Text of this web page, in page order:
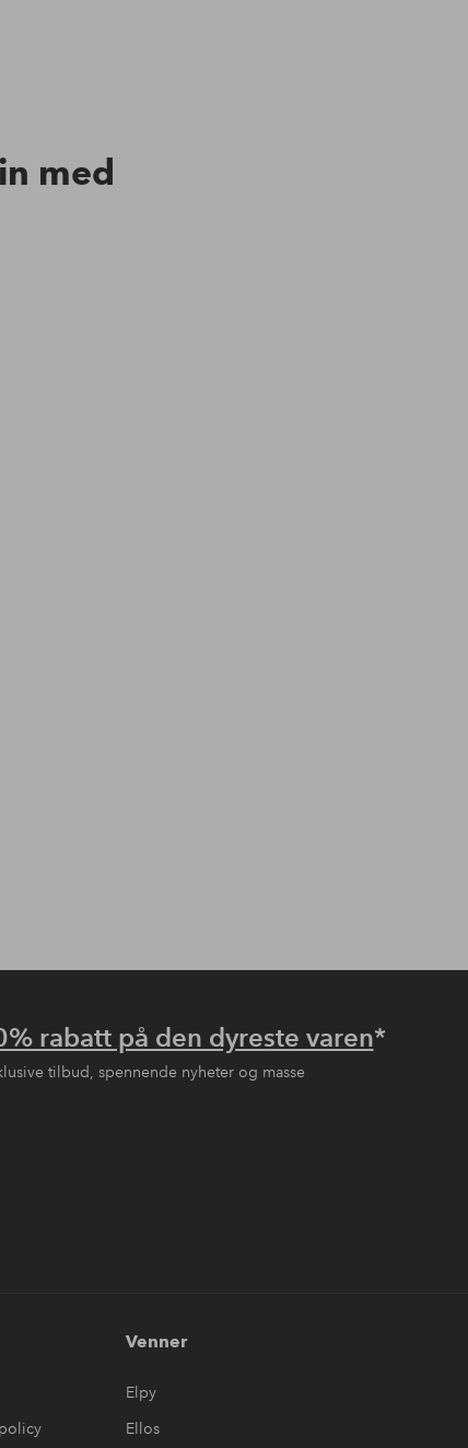
med
rabatt på den dyreste varen*
tilbud, spennende nyheter og masse
Venner
Elpy
Ellos